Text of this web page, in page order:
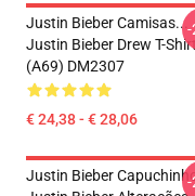
Justin Bieber Camisas...
Justin Bieber Drew T-Shirt
(A69) DM2307
€ 24,38 - € 28,06
-
Justin Bieber
-